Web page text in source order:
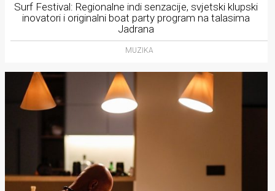
Surf Festival: Regionalne indi senzacije, svjetski klupski
inovatori i originalni boat party program na talasima
Jadrana
MUZIKA